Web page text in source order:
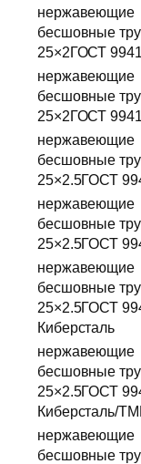
нержавеющие
бесшовные
25×2ГОСТ
нержавеющие
бесшовные
25×2ГОСТ
нержавеющие
бесшовные
25×2.5ГОСТ
нержавеющие
бесшовные
25×2.5ГОСТ
нержавеющие
бесшовные
25×2.5ГОСТ
Киберсталь
нержавеющие
бесшовные
25×2.5ГОСТ
Киберсталь/
нержавеющие
бесшовные